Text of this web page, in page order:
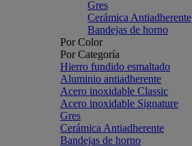
Gres
Cerámica Antiadherente
Bandejas de horno
Por Color
Por Categoría
Hierro fundido esmaltado
Aluminio antiadherente
Acero inoxidable Classic
Acero inoxidable Signature
Gres
Cerámica Antiadherente
Bandejas de horno